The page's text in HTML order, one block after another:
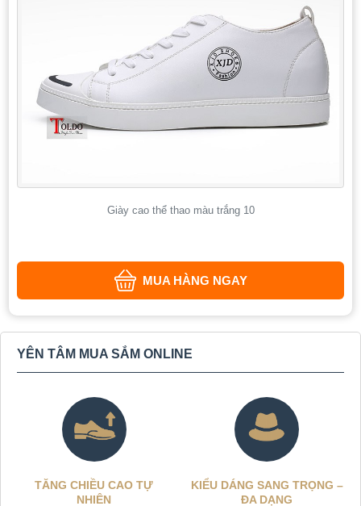
Giày cao thể thao màu trắng 10
MUA HÀNG NGAY
YÊN TÂM MUA SẮM ONLINE
TĂNG CHIỀU CAO TỰ
NHIÊN
KIỂU DÁNG SANG TRỌNG –
ĐA DẠNG